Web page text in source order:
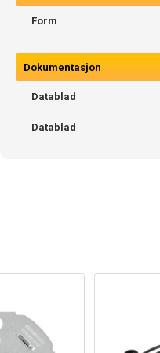
Form
Dokumentasjon
Datablad
Datablad